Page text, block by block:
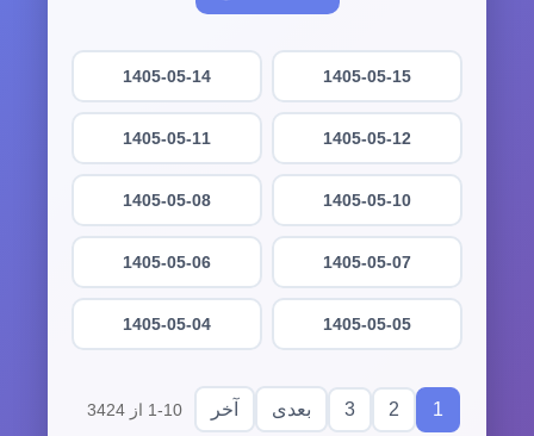
1405-05-15
1405-05-14
1405-05-12
1405-05-11
1405-05-10
1405-05-08
1405-05-07
1405-05-06
1405-05-05
1405-05-04
1
2
3 بعدی آخر 1-10 از 3424